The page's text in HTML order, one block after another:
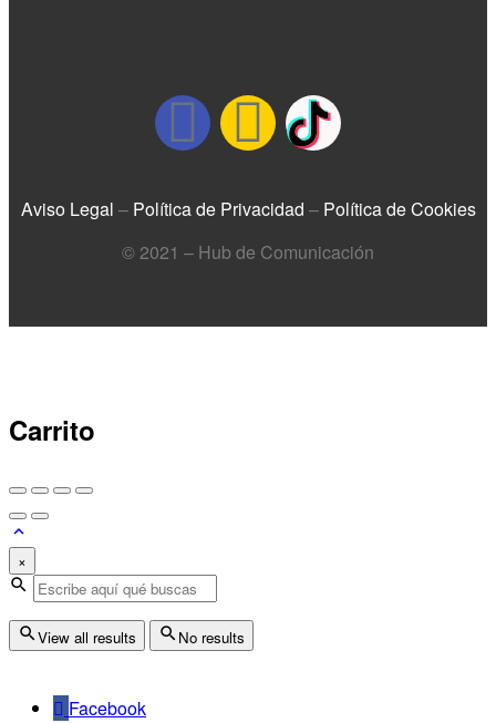
Aviso Legal – Política de Privacidad – Política de Cookies
© 2021 – Hub de Comunicación
Carrito
×
View all results No results
Facebook